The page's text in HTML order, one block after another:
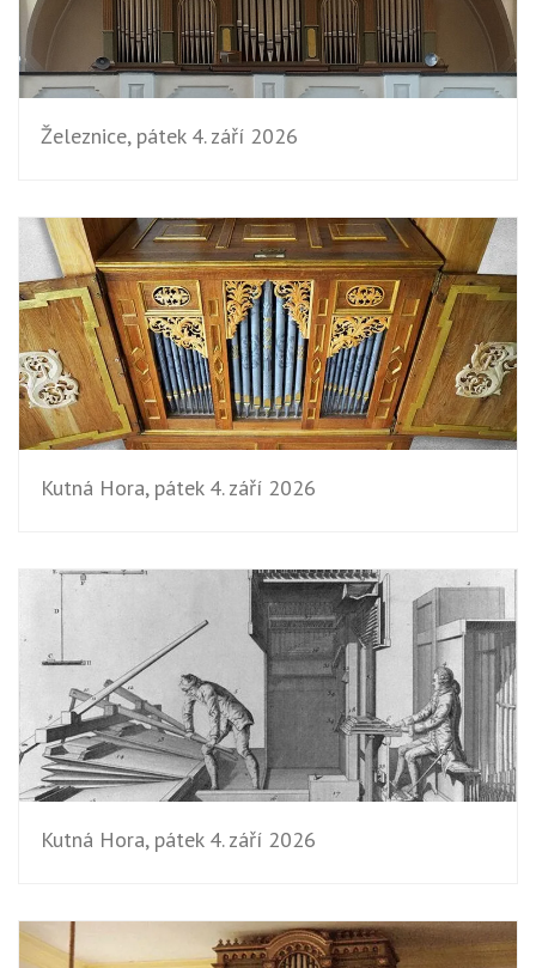
Železnice, pátek 4. září 2026
Kutná Hora, pátek 4. září 2026
Kutná Hora, pátek 4. září 2026